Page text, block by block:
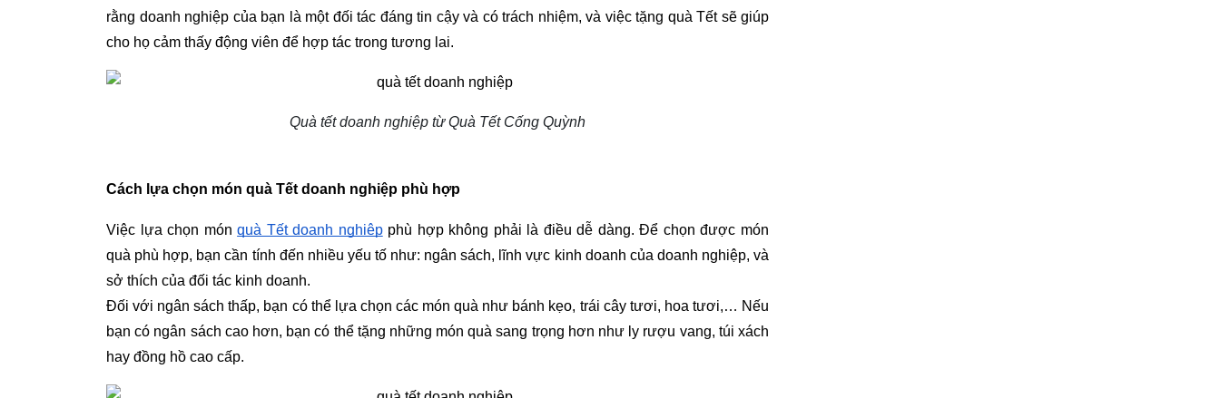
rằng doanh nghiệp của bạn là một đối tác đáng tin cậy và có trách nhiệm, và việc tặng quà Tết sẽ giúp
cho họ cảm thấy động viên để hợp tác trong tương lai.
Quà tết doanh nghiệp từ Quà Tết Cống Quỳnh
Cách lựa chọn món quà Tết doanh nghiệp phù hợp
Việc lựa chọn món quà Tết doanh nghiệp phù hợp không phải là điều dễ dàng. Để chọn được món
quà phù hợp, bạn cần tính đến nhiều yếu tố như: ngân sách, lĩnh vực kinh doanh của doanh nghiệp, và
sở thích của đối tác kinh doanh.
Đối với ngân sách thấp, bạn có thể lựa chọn các món quà như bánh kẹo, trái cây tươi, hoa tươi,… Nếu
bạn có ngân sách cao hơn, bạn có thể tặng những món quà sang trọng hơn như ly rượu vang, túi xách
hay đồng hồ cao cấp.